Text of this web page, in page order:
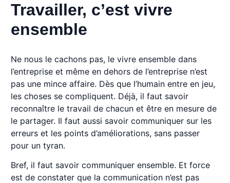
Travailler, c’est vivre
ensemble
Ne nous le cachons pas, le vivre ensemble dans
l’entreprise et même en dehors de l’entreprise n’est
pas une mince affaire. Dès que l’humain entre en jeu,
les choses se compliquent. Déjà, il faut savoir
reconnaître le travail de chacun et être en mesure de
le partager. Il faut aussi savoir communiquer sur les
erreurs et les points d’améliorations, sans passer
pour un tyran.
Bref, il faut savoir communiquer ensemble. Et force
est de constater que la communication n’est pas